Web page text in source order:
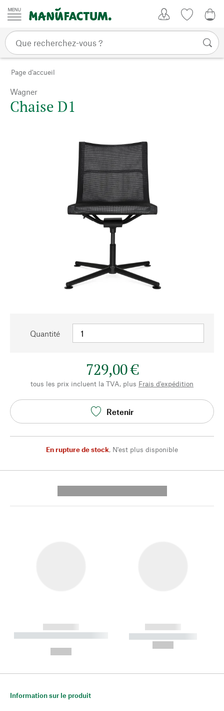
Passer au contenu
Page d'accueil
Wagner
Chaise D1
Quantité
729,00 €
tous les prix incluent la TVA, plus Frais d'expédition
Retenir
En rupture de stock, N'est plus disponible
------------
----------- ----------- --------
------------
----------- -----------
Information sur le produit